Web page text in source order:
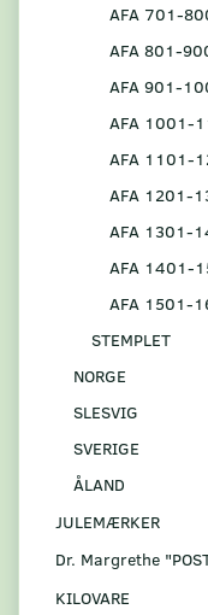
AFA 701-
AFA 801-
AFA 901-
AFA 1001-
AFA 1101-
AFA 1201-
AFA 1301-
AFA 1401-
AFA 1501-
STEMPLET
NORGE
SLESVIG
SVERIGE
ÅLAND
JULEMÆRKER
Dr. Margrethe
KILOVARE